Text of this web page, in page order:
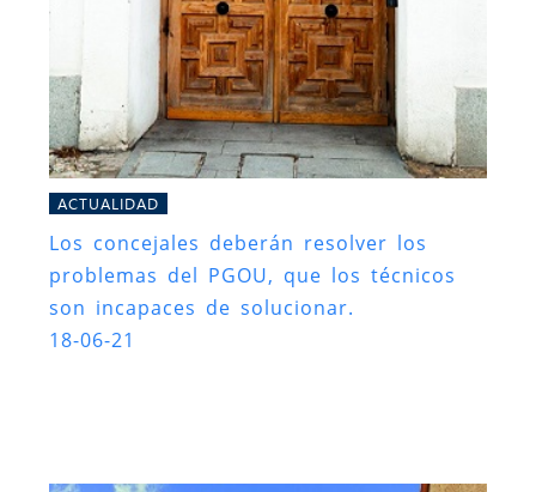
ACTUALIDAD
Los concejales deberán resolver los
problemas del PGOU, que los técnicos
son incapaces de solucionar.
18-06-21